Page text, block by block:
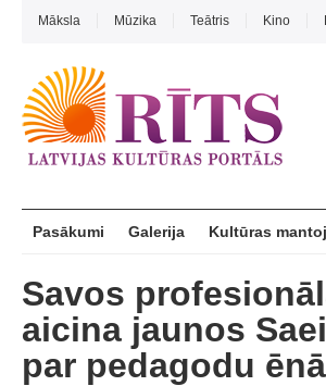
Māksla Mūzika Teātris Kino
Pasākumi Galerija Kultūras
Savos
aicina jaunos
par pedagodu